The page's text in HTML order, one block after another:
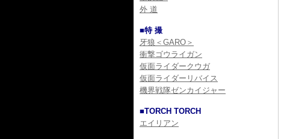
外 道
■特 撮
牙狼＜GARO＞
衝撃ゴウライガン
仮面ライダークウガ
仮面ライダーリバイス
機界戦隊ゼンカイジャー
■TORCH TORCH
エイリアン